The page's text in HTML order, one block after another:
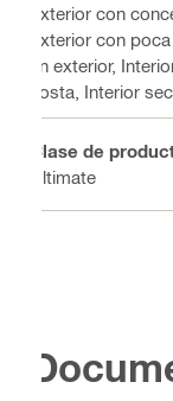
Exterior con
Exterior con
en exterior,
costa, Interior
Clase de
Ultimate